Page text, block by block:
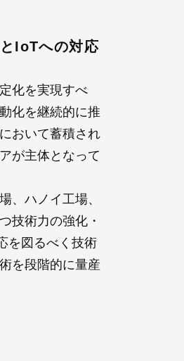
IoTへの対応
化を実現すべ
化を継続的に推
おいて蓄積され
が主体となって
、ハノイ工場、
技術力の強化・
を図るべく技術
を段階的に量産